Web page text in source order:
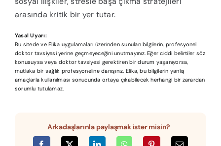
arasında kritik bir yer tutar.
Yasal Uyarı:
Bu sitede ve Elika uygulamaları üzerinden sunulan bilgilerin, profesyonel
doktor tavsiyesi yerine geçmeyeceğini unutmayınız. Eğer ciddi belirtiler söz
konusuysa veya doktor tavsiyesi gerektiren bir durum yaşanıyorsa,
mutlaka bir sağlık profesyoneline danışınız. Elika, bu bilgilerin yanlış
amaçlarla kullanılması sonucunda ortaya çıkabilecek herhangi bir zarardan
sorumlu tutulamaz.
Arkadaşlarınla paylaşmak ister misin?